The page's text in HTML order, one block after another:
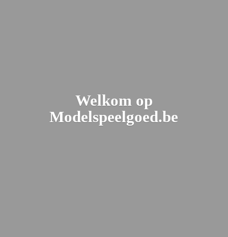
Welkom op
Modelspeelgoed.be